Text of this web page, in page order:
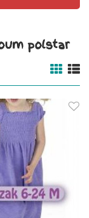
polstar